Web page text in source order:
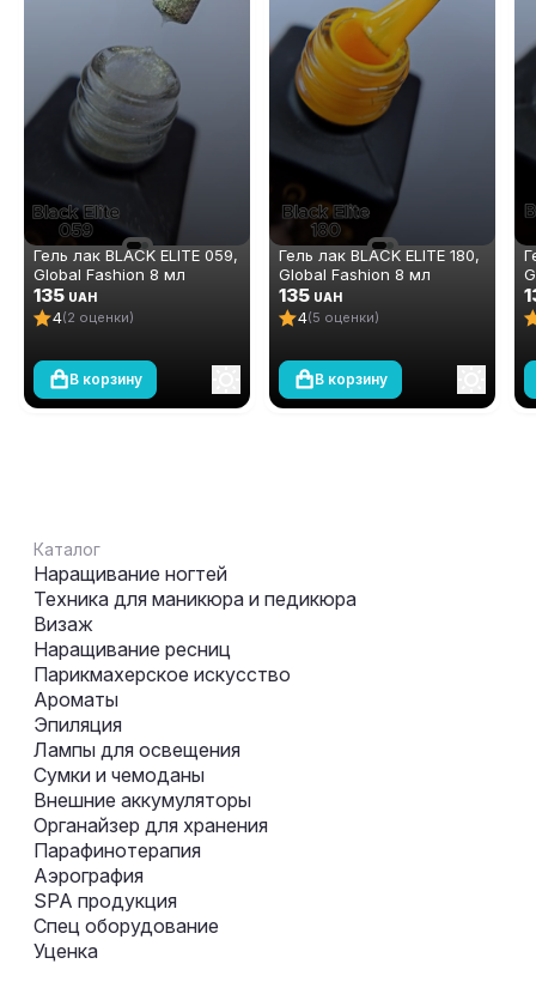
Гель лак BLACK ELITE 059,
Global Fashion 8 мл
135 UAH
4(2 оценки)
В корзину
Гель лак BLACK ELITE 180,
Global Fashion 8 мл
135 UAH
4(5 оценки)
В корзину
Каталог
Наращивание ногтей
Техника для маникюра и педикюра
Визаж
Наращивание ресниц
Парикмахерское искусство
Ароматы
Эпиляция
Лампы для освещения
Сумки и чемоданы
Внешние аккумуляторы
Органайзер для хранения
Парафинотерапия
Аэрография
SPA продукция
Спец оборудование
Уценка